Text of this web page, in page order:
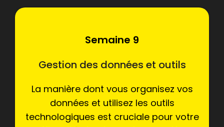
Semaine 9
Gestion des données et outils
La manière dont vous organisez vos
données et utilisez les outils
technologiques est cruciale pour votre